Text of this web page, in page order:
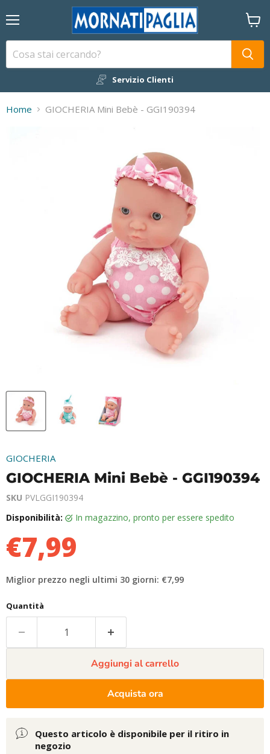
Servizio Clienti
il
Home GIOCHERIA Mini Bebè - GGI190394
GIOCHERIA
GIOCHERIA Mini Bebè - GGI190394
SKU PVLGGI190394
Disponibilità:
in magazzino, pronto per essere spedito
€7,99
Miglior prezzo negli ultimi 30 giorni: €7,99
Quantità
Aggiungi al carrello
Acquista ora
Questo articolo è disponibile per il ritiro in
negozio